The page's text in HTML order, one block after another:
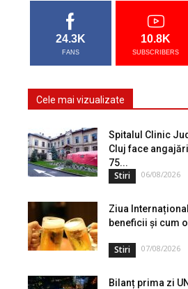
24.3K
FANS
10.8K
SUBSCRIBERS
Cele mai vizualizate
Spitalul Clinic
Cluj face
75...
Stiri 06/08/2026
Ziua
beneficii și cum
Stiri 07/08/2026
Bilanț prima zi